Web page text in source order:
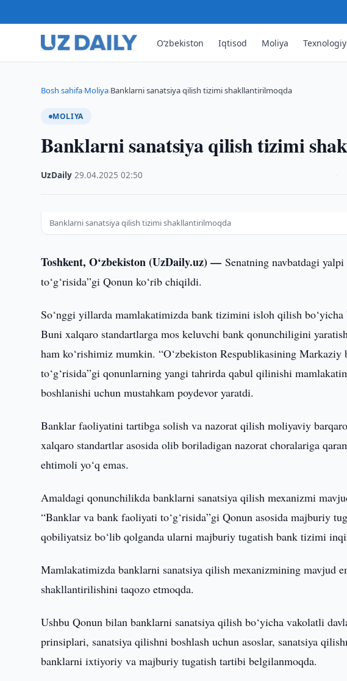
O‘zbekiston Iqtisod Moliya
Bosh sahifa›Moliya›Banklarni sanatsiya qilish tizimi shakllantirilmoqda
MOLIYA
Banklarni sanatsiya qilish tizimi
UzDaily ·29.04.2025 ·02:50
Banklarni sanatsiya qilish tizimi shakllantirilmoqda
Toshkent, O‘zbekiston (UzDaily.uz) —Senatning navbatdagi
to‘g‘risida”gi Qonun ko‘rib chiqildi.
So‘nggi yillarda mamlakatimizda bank tizimini isloh qilish
Buni xalqaro standartlarga mos keluvchi bank qonunchiligini
ham ko‘rishimiz mumkin. “O‘zbekiston Respublikasining
to‘g‘risida”gi qonunlarning yangi tahrirda qabul qilinishi
boshlanishi uchun mustahkam poydevor yaratdi.
Banklar faoliyatini tartibga solish va nazorat qilish moliyaviy
xalqaro standartlar asosida olib boriladigan nazorat choralariga
ehtimoli yo‘q emas.
Amaldagi qonunchilikda banklarni sanatsiya qilish mexanizmi
“Banklar va bank faoliyati to‘g‘risida”gi Qonun asosida majburiy
qobiliyatsiz bo‘lib qolganda ularni majburiy tugatish bank tizimi
Mamlakatimizda banklarni sanatsiya qilish mexanizmining mavjud
shakllantirilishini taqozo etmoqda.
Ushbu Qonun bilan banklarni sanatsiya qilish bo‘yicha vakolatli
prinsiplari, sanatsiya qilishni boshlash uchun asoslar, sanatsiya
banklarni ixtiyoriy va majburiy tugatish tartibi belgilanmoqda.